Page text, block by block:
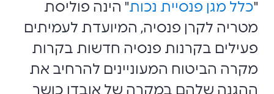
"כלל מגן פנסיית נכות" הינה פוליסת
מטריה לקרן פנסיה, המיועדת לעמיתים
פעילים בקרנות פנסיה חדשות בקרות
מקרה הביטוח המעוניינים להרחיב את
ההגנה שלהם במקרה של אובדן כושר